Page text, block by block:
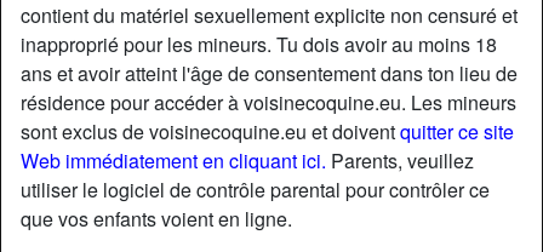
contient du matériel sexuellement explicite non censuré et
inapproprié pour les mineurs. Tu dois avoir au moins 18
ans et avoir atteint l'âge de consentement dans ton lieu de
résidence pour accéder à voisinecoquine.eu. Les mineurs
sont exclus de voisinecoquine.eu et doiventquitter ce site
Web immédiatement en cliquant ici. Parents, veuillez
utiliser le logiciel de contrôle parental pour contrôler ce
que vos enfants voient en ligne.